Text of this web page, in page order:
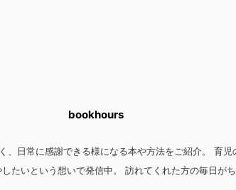
bookhours
日常に感謝できる様になる本や方法をご紹介。 育
たいという想いで発信中。 訪れてくれた方の毎日が